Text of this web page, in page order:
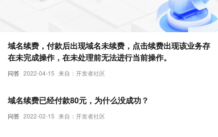
问答 2022-04-15 来自：开发者社区
域名续费，付款后出现域名未续费，点击续费出现该业务存
在未完成操作，在未处理前无法进行当前操作。
问答 2022-02-15 来自：开发者社区
域名续费已经付款80元，为什么没成功？